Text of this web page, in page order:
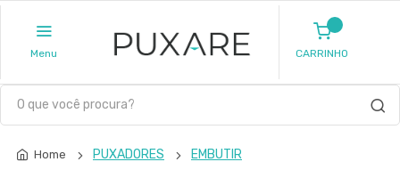
Menu CARRINHO
Home PUXADORES EMBUTIR